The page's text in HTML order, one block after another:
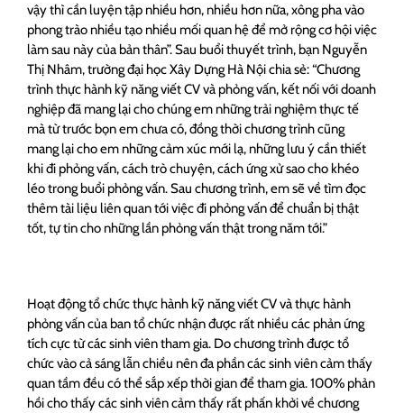
vậy thì cần luyện tập nhiều hơn, nhiều hơn nữa, xông pha vào
phong trào nhiều tạo nhiều mối quan hệ để mở rộng cơ hội việc
làm sau này của bản thân”. Sau buổi thuyết trình, bạn Nguyễn
Thị Nhâm, trường đại học Xây Dựng Hà Nội chia sẻ: “Chương
trình thực hành kỹ năng viết CV và phỏng vấn, kết nối với doanh
nghiệp đã mang lại cho chúng em những trải nghiệm thực tế
mà từ trước bọn em chưa có, đồng thời chương trình cũng
mang lại cho em những cảm xúc mới lạ, những lưu ý cần thiết
khi đi phỏng vấn, cách trò chuyện, cách ứng xử sao cho khéo
léo trong buổi phỏng vấn. Sau chương trình, em sẽ về tìm đọc
thêm tài liệu liên quan tới việc đi phỏng vấn để chuẩn bị thật
tốt, tự tin cho những lần phỏng vấn thật trong năm tới.”
Hoạt động tổ chức thực hành kỹ năng viết CV và thực hành
phỏng vấn của ban tổ chức nhận được rất nhiều các phản ứng
tích cực từ các sinh viên tham gia. Do chương trình được tổ
chức vào cả sáng lẫn chiều nên đa phần các sinh viên cảm thấy
quan tầm đều có thể sắp xếp thời gian để tham gia. 100% phản
hồi cho thấy các sinh viên cảm thấy rất phấn khởi về chương